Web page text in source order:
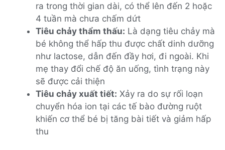
ra trong thời gian dài, có thể lên đến 2 hoặc
4 tuần mà chưa chấm dứt
Tiêu chảy thẩm thấu: Là dạng tiêu chảy mà
bé không thể hấp thu được chất dinh dưỡng
như lactose, dẫn đến đầy hơi, đi ngoài. Khi
mẹ thay đổi chế độ ăn uống, tình trạng này
sẽ được cải thiện
Tiêu chảy xuất tiết: Xảy ra do sự rối loạn
chuyển hóa ion tại các tế bào đường ruột
khiến cơ thể bé bị tăng bài tiết và giảm hấp
thu